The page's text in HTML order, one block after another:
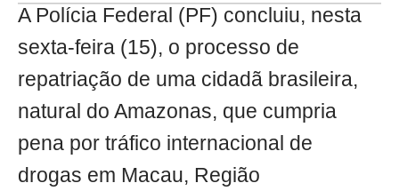
A Polícia Federal (PF) concluiu, nesta
sexta-feira (15), o processo de
repatriação de uma cidadã brasileira,
natural do Amazonas, que cumpria
pena por tráfico internacional de
drogas em Macau, Região